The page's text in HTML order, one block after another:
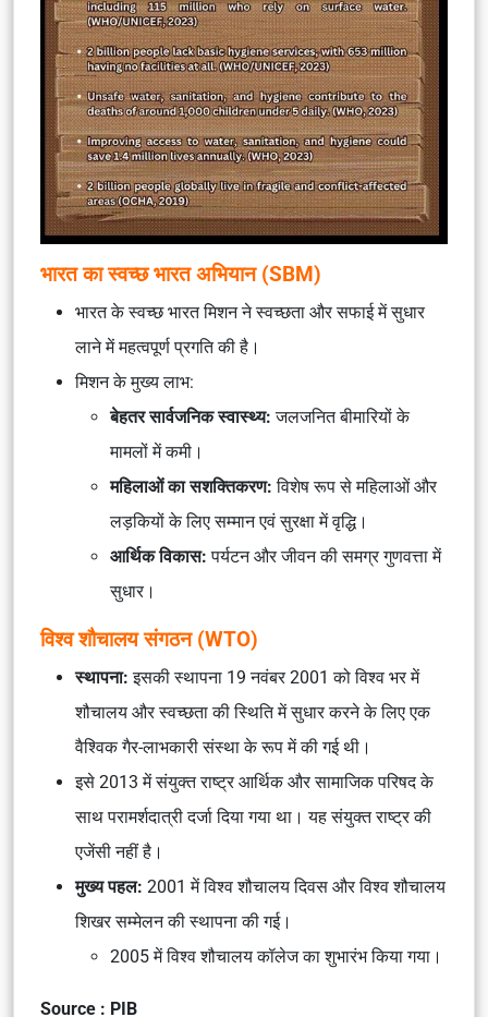
भारत का स्वच्छ भारत अभियान (SBM)
भारत के स्वच्छ भारत मिशन ने स्वच्छता और सफाई में सुधार
लाने में महत्वपूर्ण प्रगति की है।
मिशन के मुख्य लाभ:
बेहतर सार्वजनिक स्वास्थ्य:जलजनित बीमारियों के
मामलों में कमी।
महिलाओं का सशक्तिकरण: विशेष रूप से महिलाओं और
लड़कियों के लिए सम्मान एवं सुरक्षा में वृद्धि।
आर्थिक विकास: पर्यटन और जीवन की समग्र गुणवत्ता में
सुधार।
विश्व शौचालय संगठन (WTO)
स्थापना:इसकी स्थापना 19 नवंबर 2001 को विश्व भर में
शौचालय और स्वच्छता की स्थिति में सुधार करने के लिए एक
वैश्विक गैर-लाभकारी संस्था के रूप में की गई थी।
इसे 2013 में संयुक्त राष्ट्र आर्थिक और सामाजिक परिषद के
साथ परामर्शदात्री दर्जा दिया गया था। यह संयुक्त राष्ट्र की
एजेंसी नहीं है।
मुख्य पहल: 2001 में विश्व शौचालय दिवस और विश्व शौचालय
शिखर सम्मेलन की स्थापना की गई।
2005 में विश्व शौचालय कॉलेज का शुभारंभ किया गया।
Source : PIB